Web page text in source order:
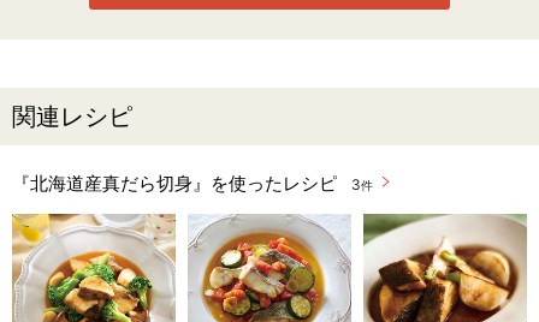
関連レシピ
『北海道産真だら切身』を使ったレシピ 3件